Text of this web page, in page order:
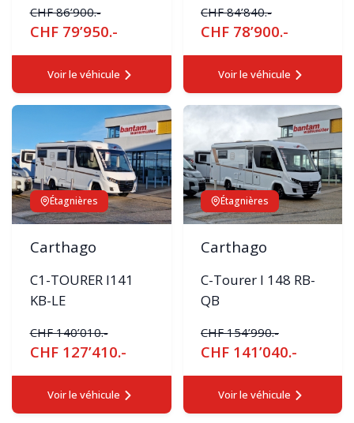
CHF 86’900.-
CHF 79’950.-
Voir le véhicule
CHF 84’840.-
CHF 78’900.-
Voir le véhicule
Étagnières
Carthago
C1-TOURER I141
KB-LE
CHF 140’010.-
CHF 127’410.-
Voir le véhicule
Étagnières
Carthago
C-Tourer I 148 RB-
QB
CHF 154’990.-
CHF 141’040.-
Voir le véhicule